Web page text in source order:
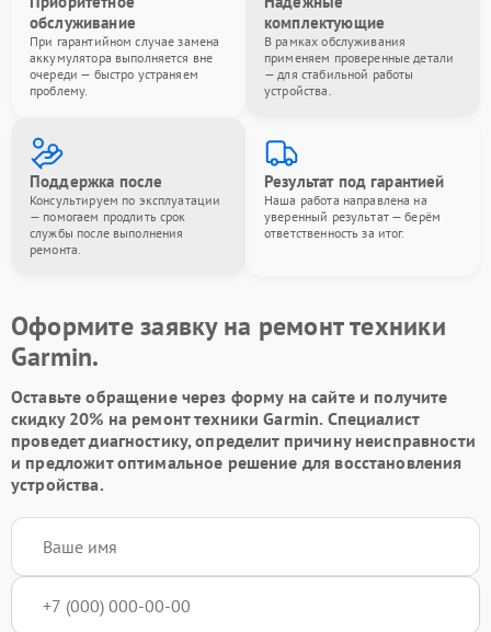
обслуживание
При гарантийном случае замена
аккумулятора выполняется вне
очереди — быстро устраняем
проблему.
комплектующие
В рамках обслуживания
применяем проверенные детали
— для стабильной работы
устройства.
Поддержка после
Консультируем по эксплуатации
— помогаем продлить срок
службы после выполнения
ремонта.
Результат под гарантией
Наша работа направлена на
уверенный результат — берём
ответственность за итог.
Оформите заявку на ремонт техники
Garmin.
Оставьте обращение через форму на сайте и получите
скидку 20% на ремонт техники Garmin. Специалист
проведет диагностику, определит причину неисправности
и предложит оптимальное решение для восстановления
устройства.